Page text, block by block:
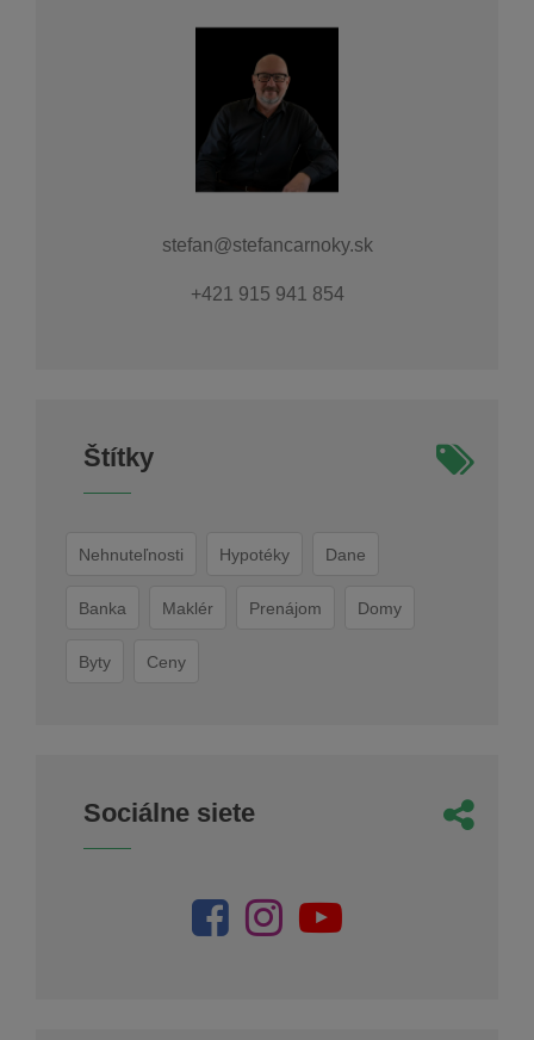
stefan@stefancarnoky.sk
+421 915 941 854
Štítky
Nehnuteľnosti Hypotéky Dane
Banka Maklér Prenájom Domy
Byty Ceny
Sociálne siete